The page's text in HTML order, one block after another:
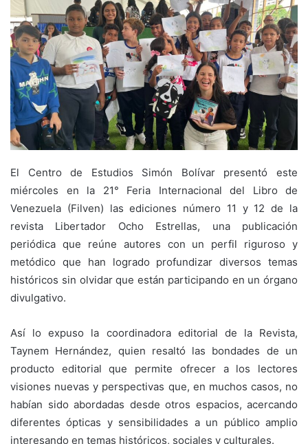
El Centro de Estudios Simón Bolívar presentó este
miércoles en la 21° Feria Internacional del Libro de
Venezuela (Filven) las ediciones número 11 y 12 de la
revista Libertador Ocho Estrellas, una publicación
periódica que reúne autores con un perfil riguroso y
metódico que han logrado profundizar diversos temas
históricos sin olvidar que están participando en un órgano
divulgativo.
Así lo expuso la coordinadora editorial de la Revista,
Taynem Hernández, quien resaltó las bondades de un
producto editorial que permite ofrecer a los lectores
visiones nuevas y perspectivas que, en muchos casos, no
habían sido abordadas desde otros espacios, acercando
diferentes ópticas y sensibilidades a un público amplio
interesando en temas históricos, sociales y culturales.